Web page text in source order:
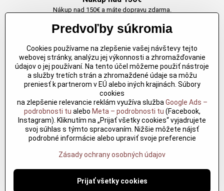
Nákup nad 150€ a máte dopravu zdarma.
Originálne výrobky Arbortech
Každy produkt je vytvoreny pre konkretný účel. Záruka kvality v každom
jednom
Kvalitné rezbárske náradie
Kvalitné rezbárske náradie overené časom pre profesionálov aj
nadšencov
©2026Copyright
Predvoľby súkromiaZásady ochrany osobných údajov
Predvoľby súkromia
Cookies používame na zlepšenie vašej návštevy tejto
webovej stránky, analýzu jej výkonnosti a zhromažďovanie
údajov o jej používaní. Na tento účel môžeme použiť nástroje
a služby tretích strán a zhromaždené údaje sa môžu
preniesť k partnerom v EÚ alebo iných krajinách. Súbory
cookies
na zlepšenie relevancie reklám využíva služba Google Ads –
podrobnosti tu alebo Meta – podrobnosti tu (Facebook,
Instagram). Kliknutím na „Prijať všetky cookies“ vyjadrujete
svoj súhlas s týmto spracovaním. Nižšie môžete nájsť
podrobné informácie alebo upraviť svoje preferencie
Zásady ochrany osobných údajov
Prijať všetky cookies